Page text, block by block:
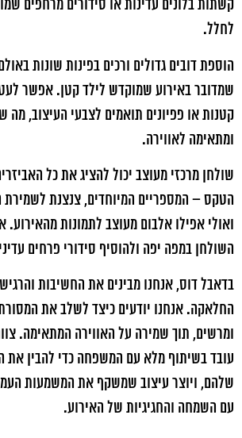
קשתות בלונים עדינות או סידורים מרחפים
לחלל.
הוספת דובים גדולים ורכים בפינות שונות
שמדובר באירוע שמוקדש לילד קטן. אפשר
קטנות או פפיונים תואמים לצבעי העיצוב, מה
ומתאימה לאווירה.
שולחן מרכזי מעוצב יכול להציג את כל
הטקס – המספריים המיוחדים, צנצנת
ואולי אפילו אלבום מעוצב לתמונות
השולחן במפה יפה ולהוסיף סידורי פרחים
בדאבל דוס, אנחנו מבינים את החשיבות
החלאקה. אנחנו יודעים כיצד לשלב את
ומרשים, תוך שמירה על האווירה המתאימה.
עובד בשיתוף מלא עם המשפחה כדי להבין את
שלהם, ויוצר עיצוב שמשקף את המשמעות
עם השמחה והחגיגיות של האירוע.